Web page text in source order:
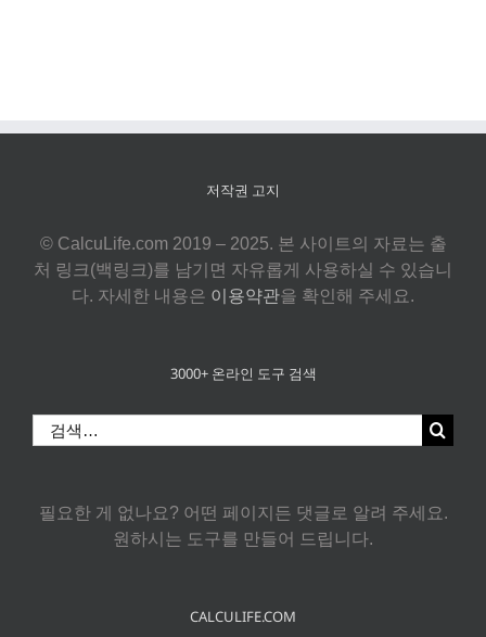
저작권 고지
© CalcuLife.com 2019 – 2025. 본 사이트의 자료는 출
처 링크(백링크)를 남기면 자유롭게 사용하실 수 있습니
다. 자세한 내용은 이용약관을 확인해 주세요.
3000+ 온라인 도구 검색
색:
필요한 게 없나요? 어떤 페이지든 댓글로 알려 주세요.
원하시는 도구를 만들어 드립니다.
CALCULIFE.COM